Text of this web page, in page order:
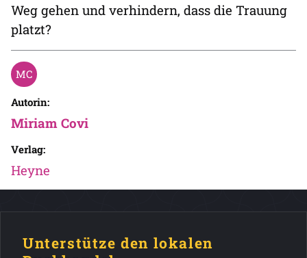
Weg gehen und verhindern, dass die Trauung
platzt?
Autorin:
Miriam Covi
Verlag:
Heyne
Unterstütze den lokalen